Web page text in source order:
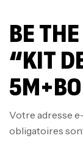
BE
“KIT
Votre adresse
obligatoires